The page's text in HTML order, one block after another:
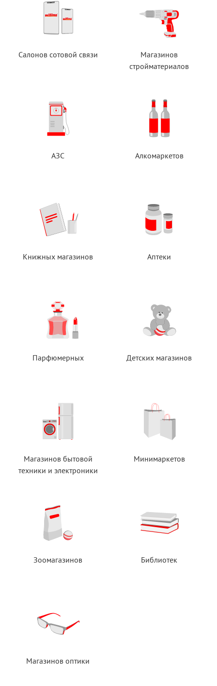
Салонов сотовой связи
Магазинов
стройматериалов
АЗС Алкомаркетов
Книжных магазинов Аптеки
Парфюмерных Детских магазинов
Магазинов бытовой
техники и электроники
Минимаркетов
Зоомагазинов Библиотек
Магазинов оптики